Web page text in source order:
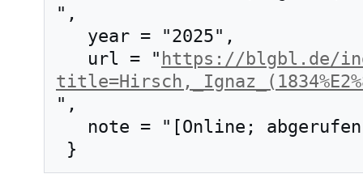
",
   url = "
https://blgbl.de/
",